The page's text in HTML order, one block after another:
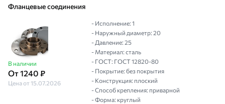
Фланцевые соединения
В наличии
От 1240 ₽
Цена от 15.07.2026
- Исполнение: 1
- Наружный диаметр: 20
- Давление: 25
- Материал: сталь
- ГОСТ: ГОСТ 12820-80
- Покрытие: без покрытия
- Конструкция: плоский
- Способ крепления: приварной
- Форма: круглый